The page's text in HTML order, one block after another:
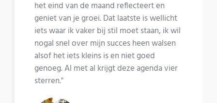
het eind van de maand reflecteert en
geniet van je groei. Dat laatste is wellicht
iets waar ik vaker bij stil moet staan, ik wil
nogal snel over mijn succes heen walsen
alsof het iets kleins is en niet goed
genoeg. Al met al krijgt deze agenda vier
sterren."